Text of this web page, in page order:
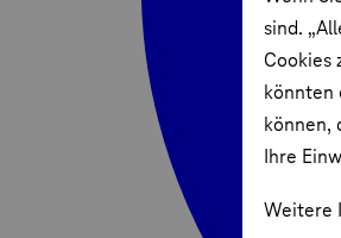
sind.
Cookies
könnten
können,
Ihre
Weitere